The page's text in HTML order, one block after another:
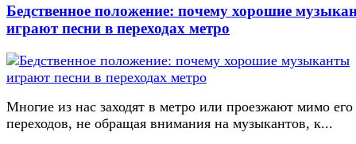
Бедственное положение: почему хорошие
играют песни в переходах метро
Многие из нас заходят в метро или проезжают мимо его
переходов, не обращая внимания на музыкантов, к...